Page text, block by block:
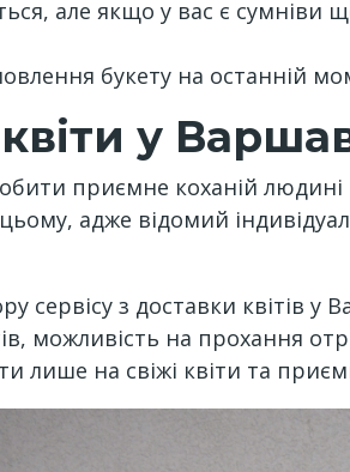
але якщо у вас є сумніви
букету на останній
у
приємне коханій людині
адже відомий
сервісу з доставки квітів
можливість на прохання
лише на свіжі квіти та